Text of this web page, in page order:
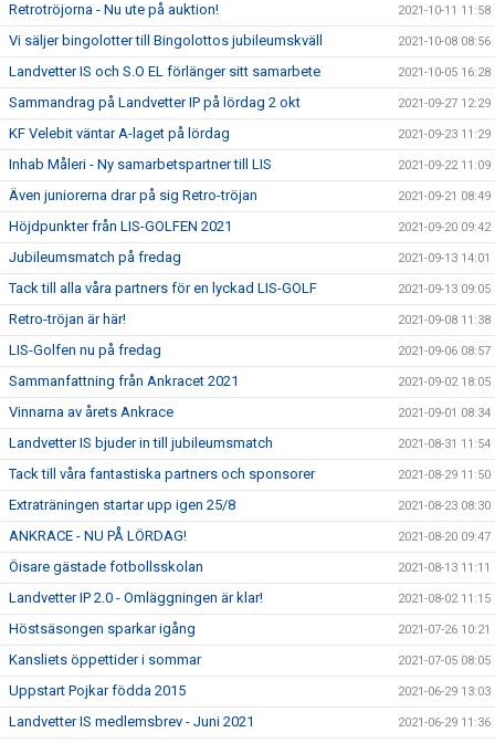
Retrotröjorna - Nu ute på auktion! 2021-10-11 11:58
Vi säljer bingolotter till Bingolottos jubileumskväll 2021-10-08 08:56
Landvetter IS och S.O EL förlänger sitt samarbete 2021-10-05 16:28
Sammandrag på Landvetter IP på lördag 2 okt 2021-09-27 12:29
KF Velebit väntar A-laget på lördag 2021-09-23 11:29
Inhab Måleri - Ny samarbetspartner till LIS 2021-09-22 11:09
Även juniorerna drar på sig Retro-tröjan 2021-09-21 08:49
Höjdpunkter från LIS-GOLFEN 2021 2021-09-20 09:42
Jubileumsmatch på fredag 2021-09-13 14:01
Tack till alla våra partners för en lyckad LIS-GOLF 2021-09-13 09:05
Retro-tröjan är här! 2021-09-08 11:38
LIS-Golfen nu på fredag 2021-09-06 08:57
Sammanfattning från Ankracet 2021 2021-09-02 18:05
Vinnarna av årets Ankrace 2021-09-01 08:34
Landvetter IS bjuder in till jubileumsmatch 2021-08-31 11:54
Tack till våra fantastiska partners och sponsorer 2021-08-29 11:50
Extraträningen startar upp igen 25/8 2021-08-23 08:30
ANKRACE - NU PÅ LÖRDAG! 2021-08-20 09:47
Öisare gästade fotbollsskolan 2021-08-13 11:11
Landvetter IP 2.0 - Omläggningen är klar! 2021-08-02 11:15
Höstsäsongen sparkar igång 2021-07-26 10:21
Kansliets öppettider i sommar 2021-07-05 08:05
Uppstart Pojkar födda 2015 2021-06-29 13:03
Landvetter IS medlemsbrev - Juni 2021 2021-06-29 11:36